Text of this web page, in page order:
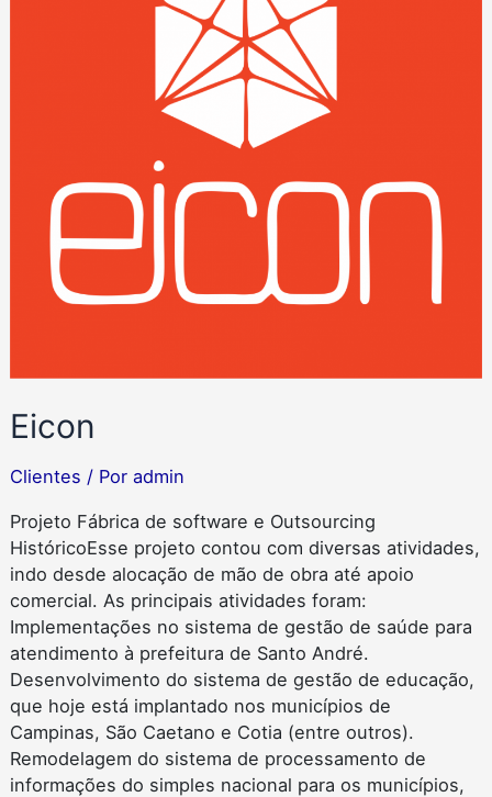
Eicon
Clientes / Por admin
Projeto Fábrica de software e Outsourcing
HistóricoEsse projeto contou com diversas atividades,
indo desde alocação de mão de obra até apoio
comercial. As principais atividades foram:
Implementações no sistema de gestão de saúde para
atendimento à prefeitura de Santo André.
Desenvolvimento do sistema de gestão de educação,
que hoje está implantado nos municípios de
Campinas, São Caetano e Cotia (entre outros).
Remodelagem do sistema de processamento de
informações do simples nacional para os municípios,